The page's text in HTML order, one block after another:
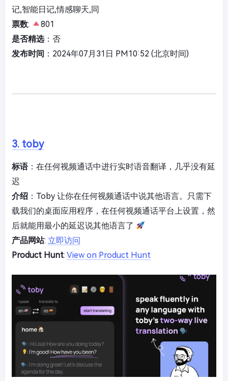
记,智能日记,情感聊天,同
票数:
801
是否精选：否
发布时间 ：2024年07月31日 PM10:52 (北京时间)
3. toby
标语：在任何视频通话中进行实时语音翻译，几乎没有延
迟
介绍 ：Toby 让你在任何视频通话中说其他语言。只需下
载我们的桌面应用程序，在任何视频通话平台上设置，然
后就能用最小的延迟说其他语言了
产品网站: 立即访问
Product Hunt: View on Product Hunt